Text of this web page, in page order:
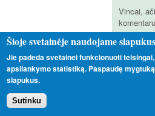
Vincai,
Tik
Šioje svetainėje naudojame
Jie padeda svetainei funkcionuoti
apsilankymo statistiką. Paspaudę
slapukus.
Sutinku